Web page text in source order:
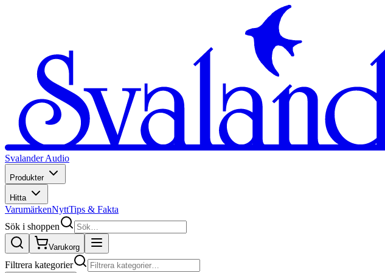
Svalander Audio
Produkter
Hitta
VarumärkenNyttTips & Fakta
Sök i shoppen
Varukorg
Filtrera kategorier